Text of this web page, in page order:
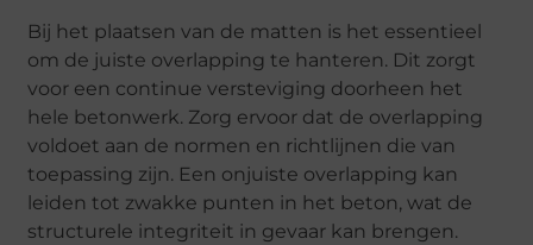
Bij het plaatsen van de matten is het essentieel
om de juiste overlapping te hanteren. Dit zorgt
voor een continue versteviging doorheen het
hele betonwerk. Zorg ervoor dat de overlapping
voldoet aan de normen en richtlijnen die van
toepassing zijn. Een onjuiste overlapping kan
leiden tot zwakke punten in het beton, wat de
structurele integriteit in gevaar kan brengen.